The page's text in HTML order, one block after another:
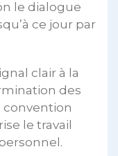
le dialogue
ce jour par
clair à la
des
convention
le travail